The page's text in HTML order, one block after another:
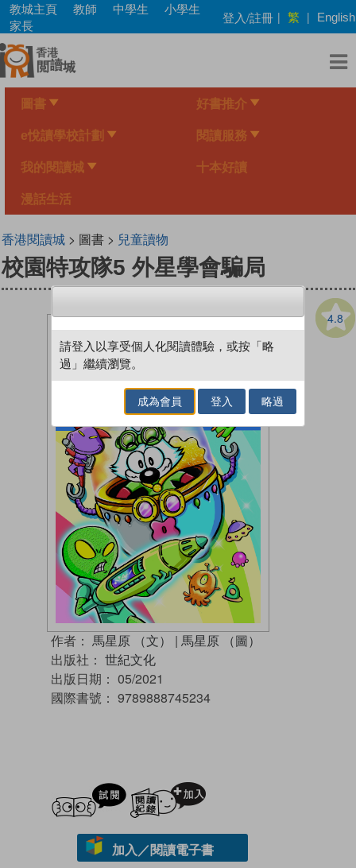
Skip
main
content
教城主頁 教師 中學生
小學生
家長
登入/註冊 | 繁 | English
圖書 好書推介
e悅讀學校計劃 閱讀服務
我的閱讀城 十本好讀
漫話生活
香港閱讀城> 圖書 > 兒童讀物
校園特攻隊5 外星學會騙局
4.8
作者： 馬星原 （文） | 馬星原 （圖）
出版社： 世紀文化
出版日期： 05/2021
國際書號： 9789888745234
試閲
加入／閱讀電子書
請登入以享受個人化閱讀體驗，或按「略
過」繼續瀏覽。
成為會員 登入 略過